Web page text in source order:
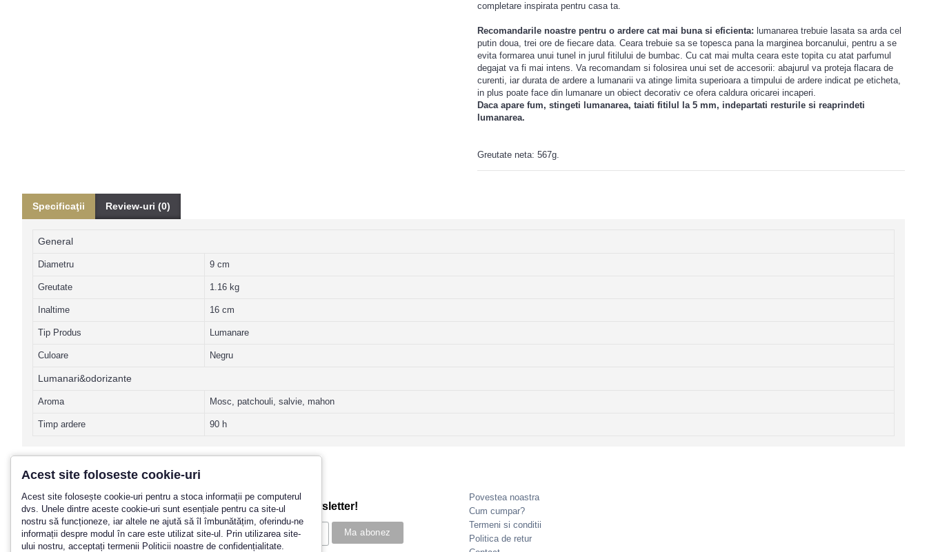
completare inspirata pentru casa ta.
Recomandarile noastre pentru o ardere cat mai buna si eficienta: lumanarea trebuie lasata sa arda cel
putin doua, trei ore de fiecare data. Ceara trebuie sa se topesca pana la marginea borcanului, pentru a se
evita formarea unui tunel in jurul fitilului de bumbac. Cu cat mai multa ceara este topita cu atat parfumul
degajat va fi mai intens. Va recomandam si folosirea unui set de accesorii: abajurul va proteja flacara de
curenti, iar durata de ardere a lumanarii va atinge limita superioara a timpului de ardere indicat pe eticheta,
in plus poate face din lumanare un obiect decorativ ce ofera caldura oricarei incaperi.
Daca apare fum, stingeti lumanarea, taiati fitilul la 5 mm, indepartati resturile si reaprindeti
lumanarea.
Greutate neta: 567g.
Specificaţii Review-uri (0)
General
Diametru 9 cm
Greutate 1.16 kg
Inaltime 16 cm
Tip Produs Lumanare
Culoare Negru
Lumanari&odorizante
Aroma Mosc, patchouli, salvie, mahon
Timp ardere 90 h
Promotii? Noutati? Aboneaza-te la newsletter!
Povestea noastra
Cum cumpar?
Termeni si conditii
Politica de retur
Acest site foloseste cookie-uri
Acest site folosește cookie-uri pentru a stoca informații pe computerul
dvs. Unele dintre aceste cookie-uri sunt esențiale pentru ca site-ul
nostru să funcționeze, iar altele ne ajută să îl îmbunătățim, oferindu-ne
informații despre modul în care este utilizat site-ul. Prin utilizarea site-
ului nostru, acceptați termenii Politicii noastre de confidențialitate.